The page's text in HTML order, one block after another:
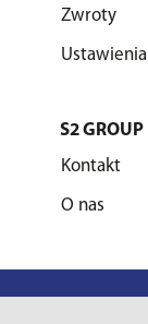
Zwroty
S2 GROUP
Kontakt
O nas